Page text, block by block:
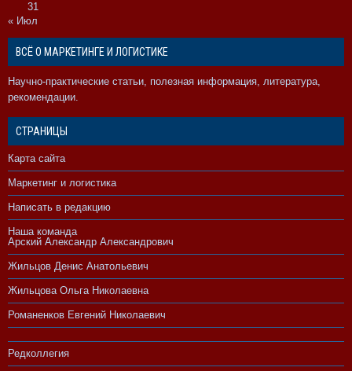
31
« Июл
ВСЁ О МАРКЕТИНГЕ И ЛОГИСТИКЕ
Научно-практические статьи, полезная информация, литература,
рекомендации.
СТРАНИЦЫ
Карта сайта
Маркетинг и логистика
Написать в редакцию
Наша команда
Арский Александр Александрович
Жильцов Денис Анатольевич
Жильцова Ольга Николаевна
Романенков Евгений Николаевич
Редколлегия